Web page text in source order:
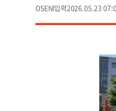
OSEN 2026.05.23